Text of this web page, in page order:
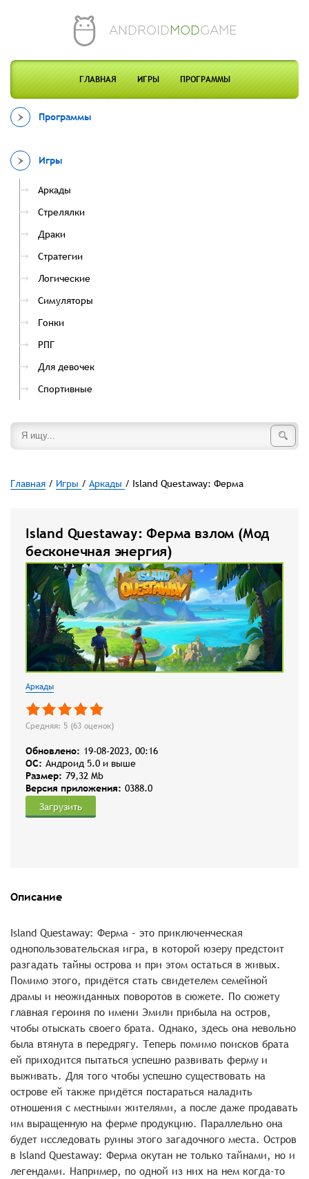
ANDROIDMODGAME
ГЛАВНАЯ ИГРЫ ПРОГРАММЫ
Программы
Игры
Аркады
Стрелялки
Драки
Стратегии
Логические
Симуляторы
Гонки
РПГ
Для девочек
Спортивные
Главная / Игры / Аркады / Island Questaway: Ферма
Island Questaway: Ферма взлом (Мод
бесконечная энергия)
Аркады
Средняя: 5 (63 оценок)
Обновлено: 19-08-2023, 00:16
OC: Андроид 5.0 и выше
Размер: 79,32 Mb
Версия приложения: 0388.0
Загрузить
Описание
Island Questaway: Ферма – это приключенческая
однопользовательская игра, в которой юзеру предстоит
разгадать тайны острова и при этом остаться в живых.
Помимо этого, придётся стать свидетелем семейной
драмы и неожиданных поворотов в сюжете. По сюжету
главная героиня по имени Эмили прибыла на остров,
чтобы отыскать своего брата. Однако, здесь она невольно
была втянута в передрягу. Теперь помимо поисков брата
ей приходится пытаться успешно развивать ферму и
выживать. Для того чтобы успешно существовать на
острове ей также придётся постараться наладить
отношения с местными жителями, а после даже продавать
им выращенную на ферме продукцию. Параллельно она
будет исследовать руины этого загадочного места. Остров
в Island Questaway: Ферма окутан не только тайнами, но и
легендами. Например, по одной из них на нем когда-то